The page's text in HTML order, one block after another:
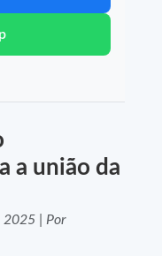
a união da
2025 | Por